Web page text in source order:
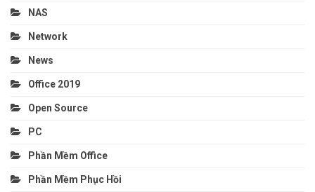
NAS
Network
News
Office 2019
Open Source
PC
Phần Mềm Office
Phần Mềm Phục Hồi